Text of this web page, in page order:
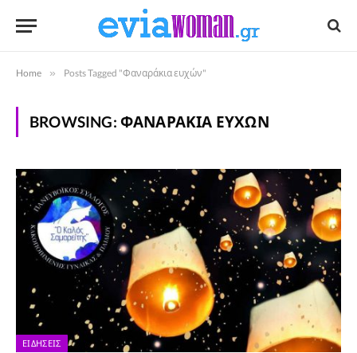
Home » Posts Tagged "Φαναράκια ευχών"
BROWSING: ΦΑΝΑΡΆΚΙΑ ΕΥΧΏΝ
ΕΙΔΉΣΕΙΣ